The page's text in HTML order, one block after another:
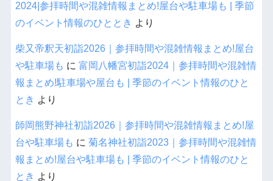
2024|参拝時間や混雑情報まとめ!屋台や駐車場も | 季節
のイベント情報のひととき より
柴又帝釈天初詣2026｜参拝時間や混雑情報まとめ!屋台
や駐車場も に 富岡八幡宮初詣2024｜参拝時間や混雑情
報まとめ!駐車場や屋台も | 季節のイベント情報のひと
とき より
師岡熊野神社初詣2026｜参拝時間や混雑情報まとめ!屋
台や駐車場も に 菊名神社初詣2023｜参拝時間や混雑情
報まとめ!屋台や駐車場も | 季節のイベント情報のひと
とき より